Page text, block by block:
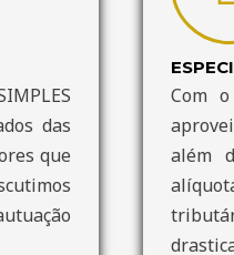
das
que
Com
além